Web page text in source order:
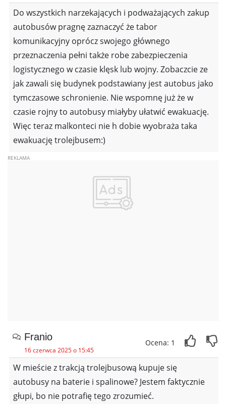
Do wszystkich narzekających i podważających zakup
autobusów pragnę zaznaczyć że tabor
komunikacyjny oprócz swojego głównego
przeznaczenia pełni także robe zabezpieczenia
logistycznego w czasie klęsk lub wojny. Zobaczcie ze
jak zawali się budynek podstawiany jest autobus jako
tymczasowe schronienie. Nie wspomnę już że w
czasie rojny to autobusy miałyby ułatwić ewakuację.
Więc teraz malkonteci nie h dobie wyobraża taka
ewakuację trolejbusem:)
Franio
16 czerwca 2025 o 15:45
Ocena: 1
W mieście z trakcją trolejbusową kupuje się
autobusy na baterie i spalinowe? Jestem faktycznie
głupi, bo nie potrafię tego zrozumieć.